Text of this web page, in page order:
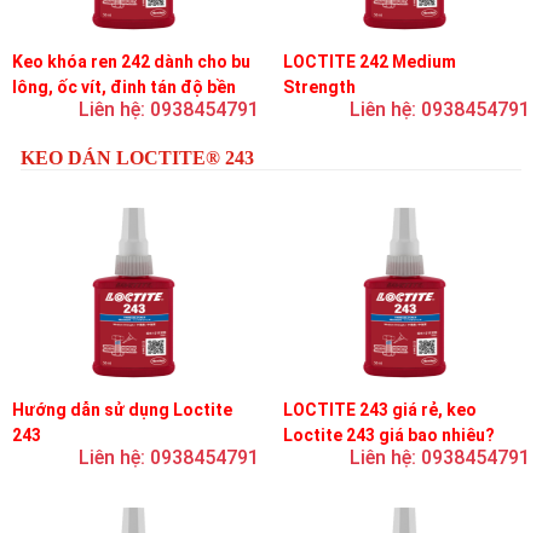
Keo khóa ren 242 dành cho bu
lông, ốc vít, đinh tán độ bền
trung bình, độ nhớt trung bình
Liên hệ: 0938454791
LOCTITE 242 Medium
Strength
Liên hệ: 0938454791
KEO DÁN LOCTITE® 243
Hướng dẫn sử dụng Loctite
243
Liên hệ: 0938454791
LOCTITE 243 giá rẻ, keo
Loctite 243 giá bao nhiêu?
Liên hệ: 0938454791